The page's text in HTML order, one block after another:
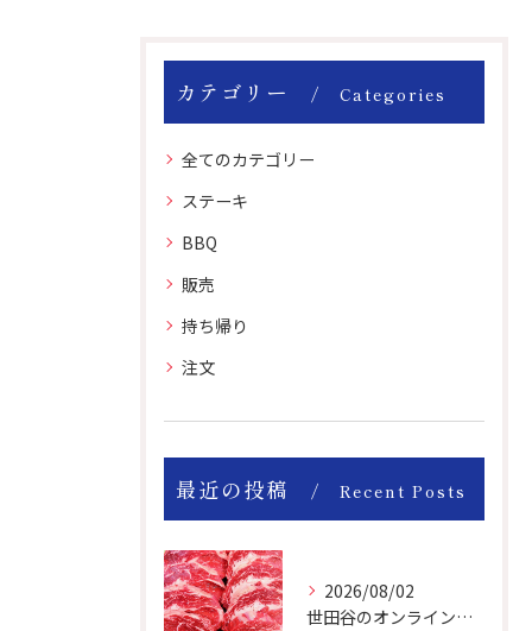
カテゴリー Categories
全てのカテゴリー
ステーキ
BBQ
販売
持ち帰り
注文
最近の投稿 Recent Posts
2026/08/02
世田谷のオンライン肉屋は厳選輸入牛を取り扱っています。